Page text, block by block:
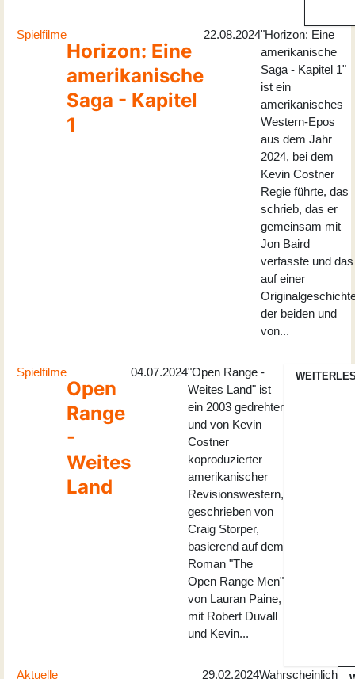
Spielfilme
Horizon: Eine
amerikanische
Saga - Kapitel
1
22.08.2024"Horizon: Eine
amerikanische
Saga - Kapitel 1"
ist ein
amerikanisches
Western-Epos
aus dem Jahr
2024, bei dem
Kevin Costner
Regie führte, das
schrieb, das er
gemeinsam mit
Jon Baird
verfasste und das
auf einer
der beiden und
von...
Spielfilme
Open
Range
-
Weites
Land
04.07.2024"Open Range -
Weites Land" ist
ein 2003 gedrehter
und von Kevin
Costner
koproduzierter
amerikanischer
Revisionswestern,
geschrieben von
Craig Storper,
basierend auf dem
Roman "The
Open Range Men"
von Lauran Paine,
mit Robert Duvall
und Kevin...
Aktuelle
29.02.2024Wahrscheinlich